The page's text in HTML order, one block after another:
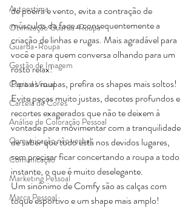
Autoestima
Otimização Guarda-Roupa
Guarda-Roupa
Gestão de Imagem
Capital Visual
Cartela de Cores
Análise de Coloração Pessoal
Comunicação não verbal
Comunicação
Marketing Pessoal
Marca Pessoal
de poeira e vento, evita a contração de
músculos da face e consequentemente a
criação de linhas e rugas. Mais agradável para
você e para quem conversa olhando para um
rosto relax!
Para as roupas, prefira os shapes mais soltos!
Evite peças muito justas, decotes profundos e
recortes exagerados que não te deixem à
vontade para movimentar com a tranquilidade
de saber que tudo está nos devidos lugares,
sem precisar ficar concertando a roupa a todo
instante, o que é muito deselegante.
Um sinônimo de Comfy são as calças com
toque esportivo e um shape mais amplo!